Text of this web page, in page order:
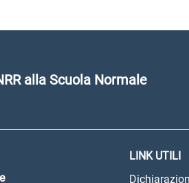
alla Scuola Normale
LINK UTILI